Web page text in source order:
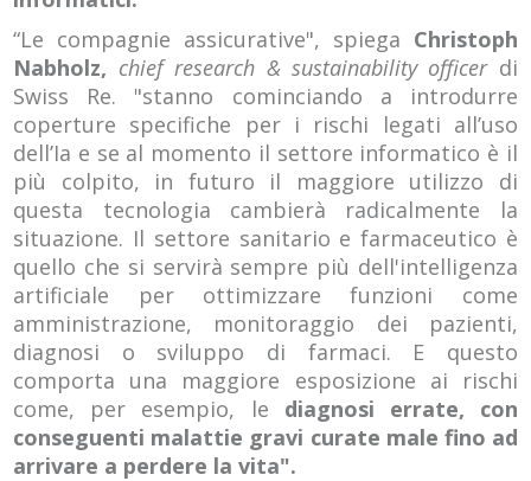
“Le compagnie assicurative", spiega Christoph
Nabholz, chief research & sustainability officerdi
Swiss Re. "stanno cominciando a introdurre
coperture specifiche per i rischi legati all’uso
dell’Ia e se al momento il settore informatico è il
più colpito, in futuro il maggiore utilizzo di
questa tecnologia cambierà radicalmente la
situazione. Il settore sanitario e farmaceutico è
quello che si servirà sempre più dell'intelligenza
artificiale per ottimizzare funzioni come
amministrazione, monitoraggio dei pazienti,
diagnosi o sviluppo di farmaci. E questo
comporta una maggiore esposizione ai rischi
come, per esempio, le diagnosi errate, con
conseguenti malattie gravi curate male fino ad
arrivare a perdere la vita".